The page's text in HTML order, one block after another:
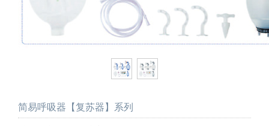
简易呼吸器【复苏器】系列